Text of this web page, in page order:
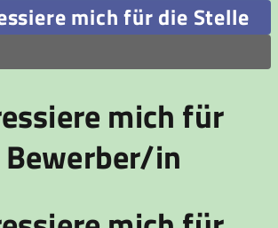
mich für die Stelle
mich für
in